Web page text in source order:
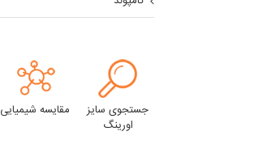
جستجوی سایز
اورینگ
مقایسه شیمیایی